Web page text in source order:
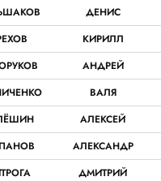
ДЕНИС
КИРИЛЛ
АНДРЕЙ
ВАЛЯ
АЛЕКСЕЙ
АЛЕКСАНДР
ДМИТРИЙ